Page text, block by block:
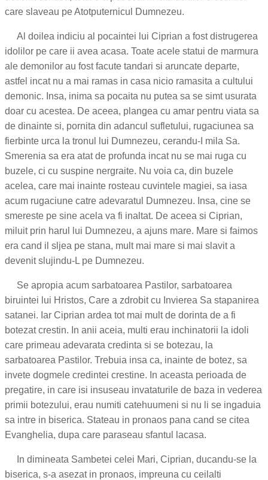
care slaveau pe Atotputernicul Dumnezeu.
Al doilea indiciu al pocaintei lui Ciprian a fost distrugerea
idolilor pe care ii avea acasa. Toate acele statui de marmura
ale demonilor au fost facute tandari si aruncate departe,
astfel incat nu a mai ramas in casa nicio ramasita a cultului
demonic. Insa, inima sa pocaita nu putea sa se simt usurata
doar cu acestea. De aceea, plangea cu amar pentru viata sa
de dinainte si, pornita din adancul sufletului, rugaciunea sa
fierbinte urca la tronul lui Dumnezeu, cerandu-I mila Sa.
Smerenia sa era atat de profunda incat nu se mai ruga cu
buzele, ci cu suspine nergraite. Nu voia ca, din buzele
acelea, care mai inainte rosteau cuvintele magiei, sa iasa
acum rugaciune catre adevaratul Dumnezeu. Insa, cine se
smereste pe sine acela va fi inaltat. De aceea si Ciprian,
miluit prin harul lui Dumnezeu, a ajuns mare. Mare si faimos
era cand il sljea pe stana, mult mai mare si mai slavit a
devenit slujindu-L pe Dumnezeu.
Se apropia acum sarbatoarea Pastilor, sarbatoarea
biruintei lui Hristos, Care a zdrobit cu Invierea Sa stapanirea
satanei. Iar Ciprian ardea tot mai mult de dorinta de a fi
botezat crestin. In anii aceia, multi erau inchinatorii la idoli
care primeau adevarata credinta si se botezau, la
sarbatoarea Pastilor. Trebuia insa ca, inainte de botez, sa
invete dogmele credintei crestine. In aceasta perioada de
pregatire, in care isi insuseau invataturile de baza in vederea
primii botezului, erau numiti catehuumeni si nu li se ingaduia
sa intre in biserica. Stateau in pronaos pana cand se citea
Evanghelia, dupa care paraseau sfantul lacasa.
In dimineata Sambetei celei Mari, Ciprian, ducandu-se la
biserica, s-a asezat in pronaos, impreuna cu ceilalti